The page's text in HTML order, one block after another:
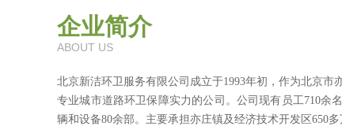
企业简介
ABOUT US
北京新洁环卫服务有限公司成立于1993年初，作为北京市
专业城市道路环卫保障实力的公司。公司现有员工710余
辆和设备80余部。主要承担亦庄镇及经济技术开发区650